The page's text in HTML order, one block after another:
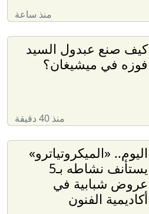
منذ ساعة
كيف صنع عبدول السيد
فوزه في ميشيغان؟
منذ 40 دقيقة
اليوم.. «الميكروتياترو»
يستأنف نشاطه بـ5
عروض شبابية في
أكاديمية الفنون